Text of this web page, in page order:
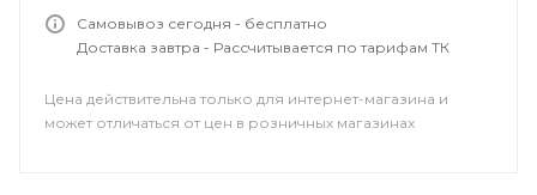
Самовывоз сегодня - бесплатно
Доставка завтра - Рассчитывается по тарифам ТК
Цена действительна только для интернет-магазина и
может отличаться от цен в розничных магазинах